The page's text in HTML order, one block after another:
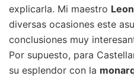
explicarla. Mi maestro
diversas ocasiones este
conclusiones muy
Por supuesto, para
su esplendor con la